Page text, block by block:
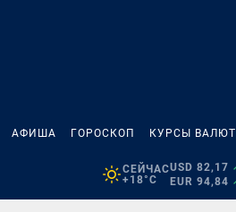
АФИША ГОРОСКОП КУРСЫ ВАЛЮТ
СЕЙЧАС
+18°C
USD 82,17
EUR 94,84